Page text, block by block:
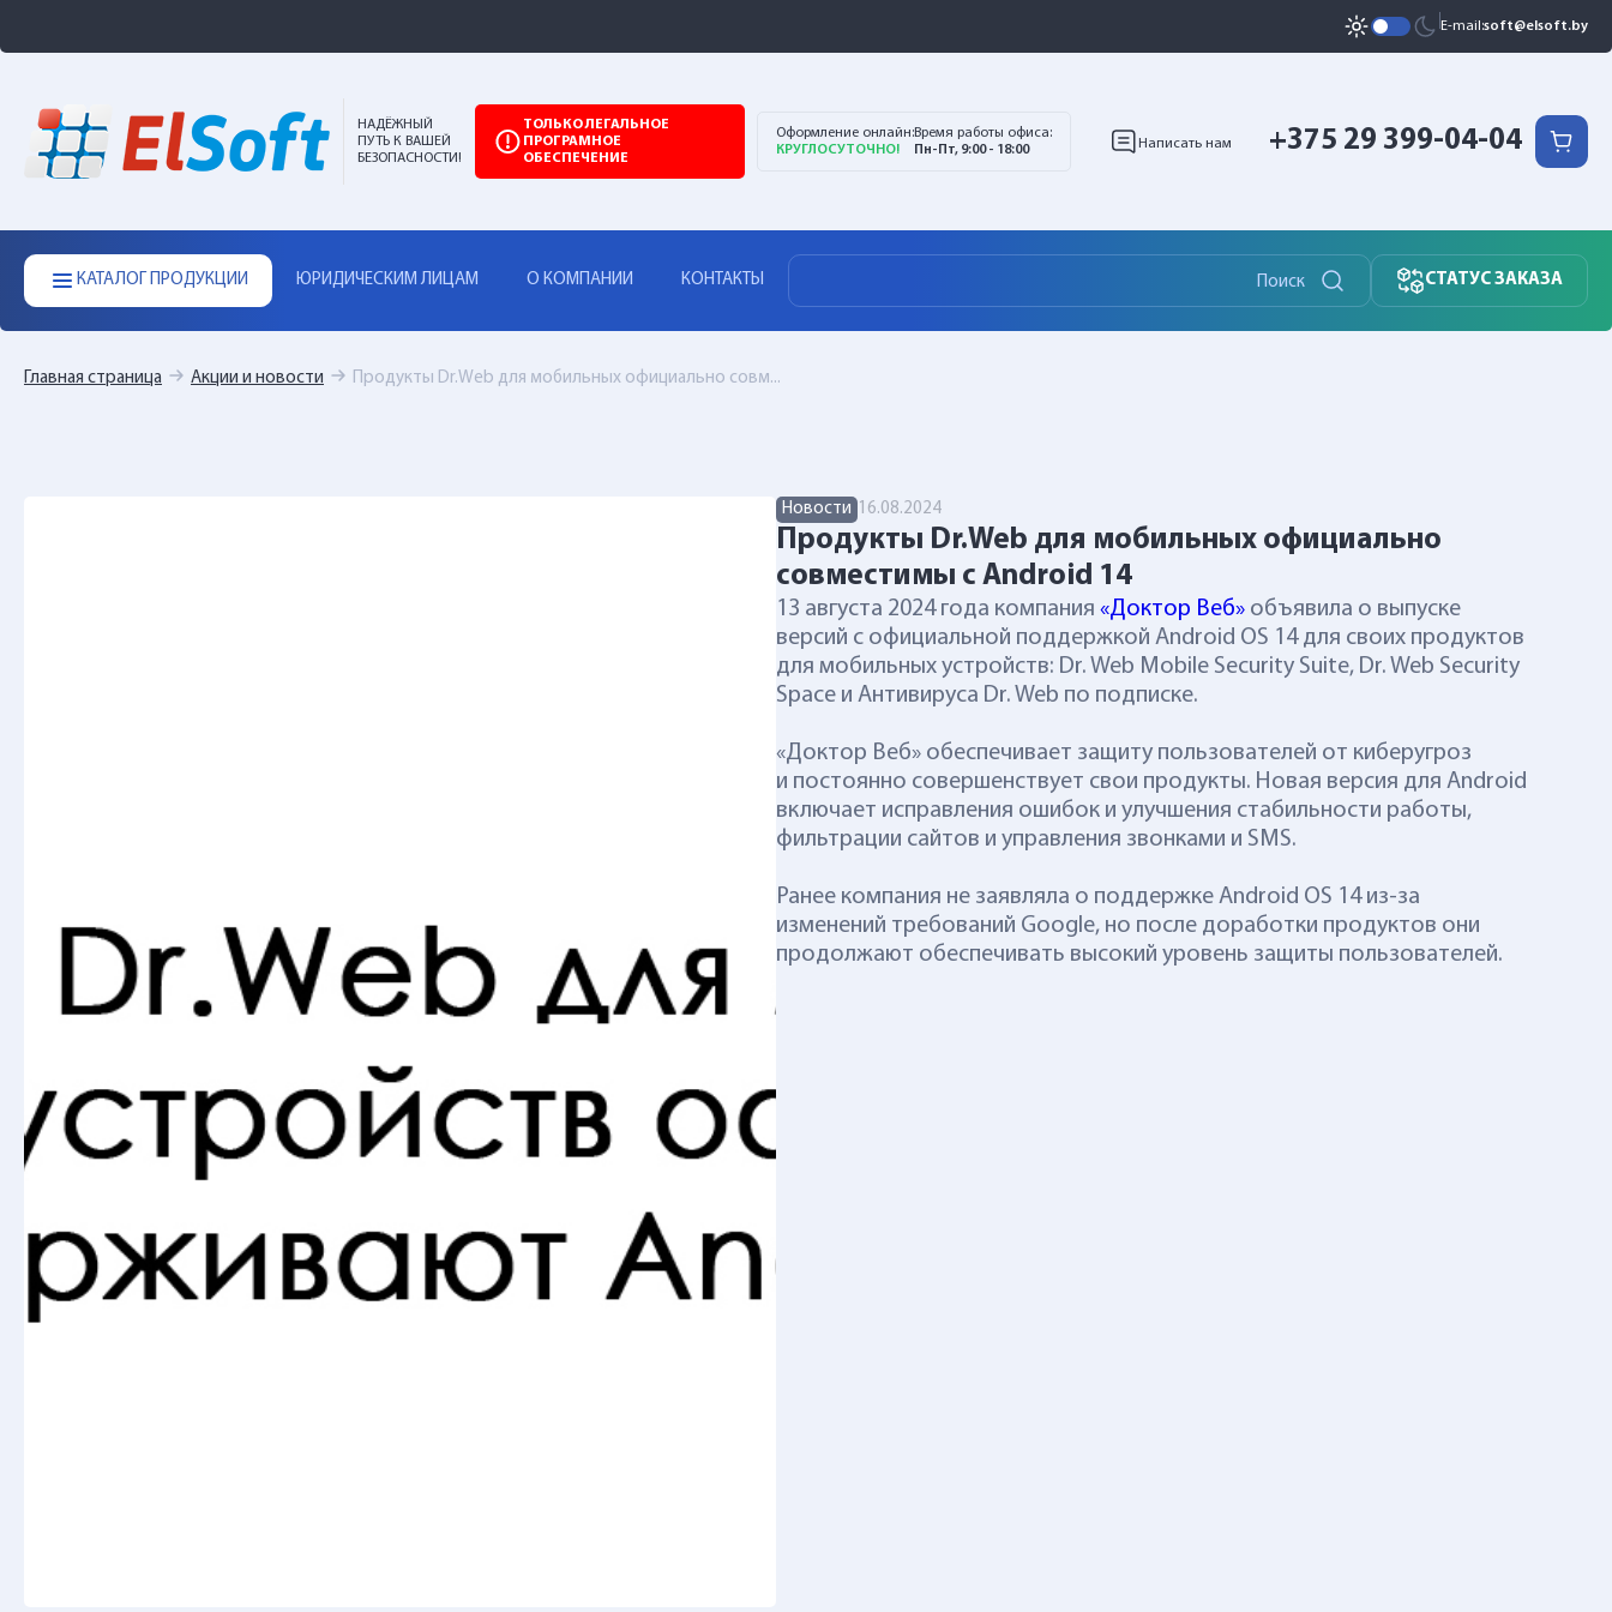
E-mail:soft@elsoft.by
НАДЁЖНЫЙ
ПУТЬ К ВАШЕЙ
БЕЗОПАСНОСТИ!
ТОЛЬКО ЛЕГАЛЬНОЕ
ПРОГРАМНОЕ
ОБЕСПЕЧЕНИЕ
Оформление онлайн:
КРУГЛОСУТОЧНО!
Время работы офиса:
Пн-Пт, 9:00 - 18:00
Написать нам +375 29 399-04-04
КАТАЛОГ ПРОДУКЦИИ ЮРИДИЧЕСКИМ ЛИЦАМ О КОМПАНИИ КОНТАКТЫ СТАТУС ЗАКАЗА
Главная страница Акции и новости Продукты Dr.Web для мобильных официально совм...
Новости 16.08.2024
Продукты Dr.Web для мобильных официально
совместимы с Android 14
13 августа 2024 года компания «Доктор Веб» объявила о выпуске
версий с официальной поддержкой Android OS 14 для своих продуктов
для мобильных устройств: Dr. Web Mobile Security Suite, Dr. Web Security
Space и Антивируса Dr. Web по подписке.
«Доктор Веб» обеспечивает защиту пользователей от киберугроз
и постоянно совершенствует свои продукты. Новая версия для Android
включает исправления ошибок и улучшения стабильности работы,
фильтрации сайтов и управления звонками и SMS.
Ранее компания не заявляла о поддержке Android OS 14 из-за
изменений требований Google, но после доработки продуктов они
продолжают обеспечивать высокий уровень защиты пользователей.